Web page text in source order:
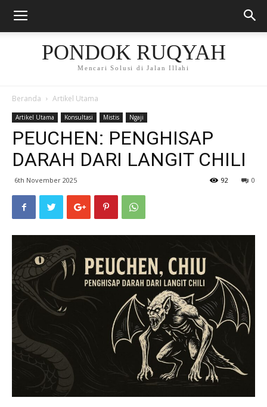
PONDOK RUQYAH
Mencari Solusi di Jalan Illahi
Beranda Artikel Utama
Artikel Utama Konsultasi Mistis Ngaji
PEUCHEN: PENGHISAP
DARAH DARI LANGIT CHILI
6th November 2025 0
92